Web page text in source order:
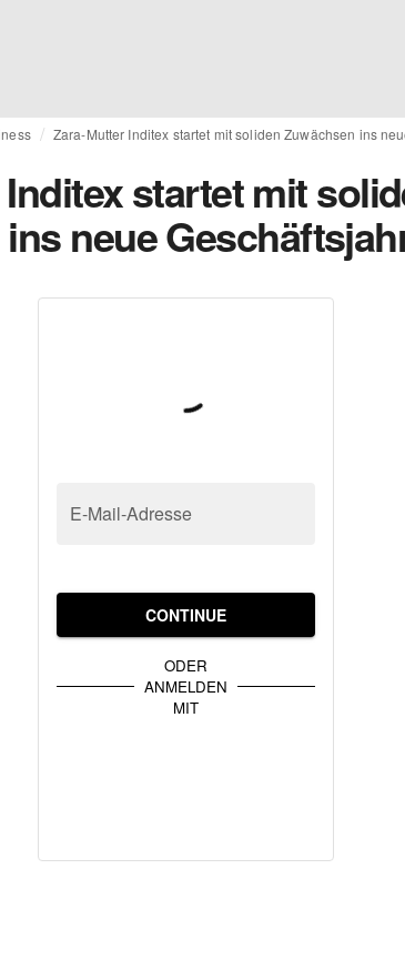
Zara-Mutter Inditex startet mit soliden Zuwächsen ins
startet mit
neue
E-Mail-Adresse
CONTINUE
ODER
ANMELDEN
MIT